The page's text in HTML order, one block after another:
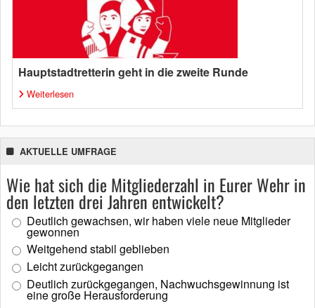
Hauptstadtretterin geht in die zweite Runde
Weiterlesen
AKTUELLE UMFRAGE
Wie hat sich die Mitgliederzahl in Eurer Wehr in
den letzten drei Jahren entwickelt?
Deutlich gewachsen, wir haben viele neue Mitglieder
gewonnen
Weitgehend stabil geblieben
Leicht zurückgegangen
Deutlich zurückgegangen, Nachwuchsgewinnung ist
eine große Herausforderung